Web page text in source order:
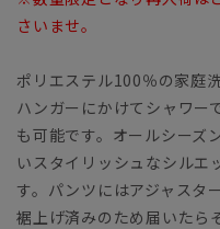
さいませ。
ポリエステル100％の家庭
ハンガーにかけてシャワー
も可能です。オールシーズ
いスタイリッシュなシルエ
す。パンツにはアジャスタ
裾上げ済みのため届いた